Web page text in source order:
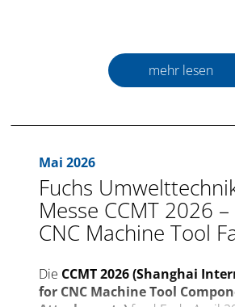
Mal ihre Pforten vom 12. bis 16.
Friedrichshafen.
Verarbeitung diverse Schadstoffe
entsprechend behandelt werden
einen kompetenten Spezialisten
Dieser Spezialist,Fuchs
Messeauftritt bei der Fakuma
Jahr wieder durchdachte
mehr lesen
Mai 2026
Fuchs
Messe CCMT 2026
CNC Machine Tool
Die CCMT 2026 (Shanghai
for CNC Machine Tool